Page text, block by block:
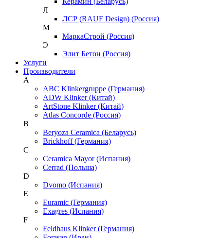
Л
ЛСР (RAUF Design) (Россия)
М
МаркаСтрой (Россия)
Э
Элит Бетон (Россия)
Услуги
Производители
A
ABC Klinkergruppe (Германия)
ADW Klinker (Китай)
ArtStone Klinker (Китай)
Atlas Concorde (Россия)
B
Beryoza Ceramica (Беларусь)
Brickhoff (Германия)
C
Ceramica Mayor (Испания)
Cerrad (Польша)
D
Dvomo (Испания)
E
Euramic (Германия)
Exagres (Испания)
F
Feldhaus Klinker (Германия)